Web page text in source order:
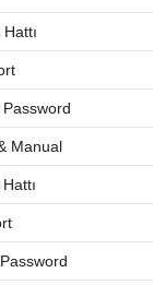
Manual